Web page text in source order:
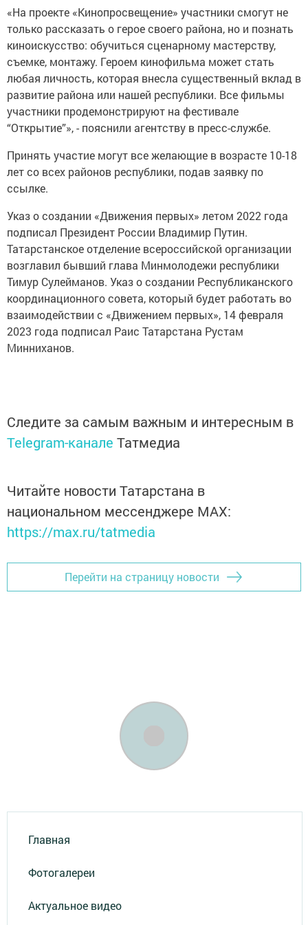
«На проекте «Кинопросвещение» участники смогут не
только рассказать о герое своего района, но и познать
киноискусство: обучиться сценарному мастерству,
съемке, монтажу. Героем кинофильма может стать
любая личность, которая внесла существенный вклад в
развитие района или нашей республики. Все фильмы
участники продемонстрируют на фестивале
“Открытие”», - пояснили агентству в пресс-службе.
Принять участие могут все желающие в возрасте 10-18
лет со всех районов республики, подав заявку по
ссылке.
Указ о создании «Движения первых» летом 2022 года
подписал Президент России Владимир Путин.
Татарстанское отделение всероссийской организации
возглавил бывший глава Минмолодежи республики
Тимур Сулейманов. Указ о создании Республиканского
координационного совета, который будет работать во
взаимодействии с «Движением первых», 14 февраля
2023 года подписал Раис Татарстана Рустам
Минниханов.
Следите за самым важным и интересным в
Telegram-канале Татмедиа
Читайте новости Татарстана в
национальном мессенджере MАХ:
https://max.ru/tatmedia
Перейти на страницу новости
Главная
Фотогалереи
Актуальное видео